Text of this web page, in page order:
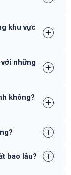
khu vực
với những
không?
bao lâu?